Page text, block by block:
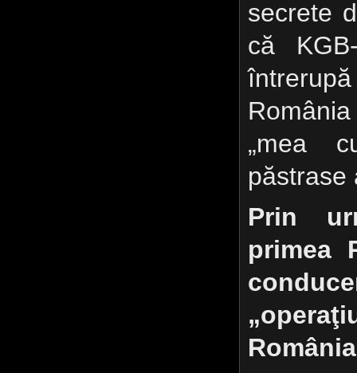
secrete
că
„mea
păstrase
Prin
primea